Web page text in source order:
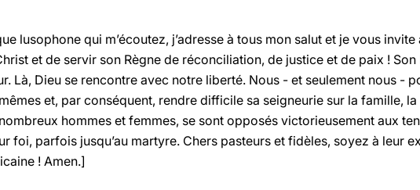
lusophone qui m’écoutez, j’adresse à tous mon salut et je vous
et de servir son Règne de réconciliation, de justice et de paix ! Son
Là, Dieu se rencontre avec notre liberté. Nous - et seulement nous -
et, par conséquent, rendre difficile sa seigneurie sur la famille,
hommes et femmes, se sont opposés victorieusement aux
foi, parfois jusqu’au martyre. Chers pasteurs et fidèles, soyez à leur
! Amen.]